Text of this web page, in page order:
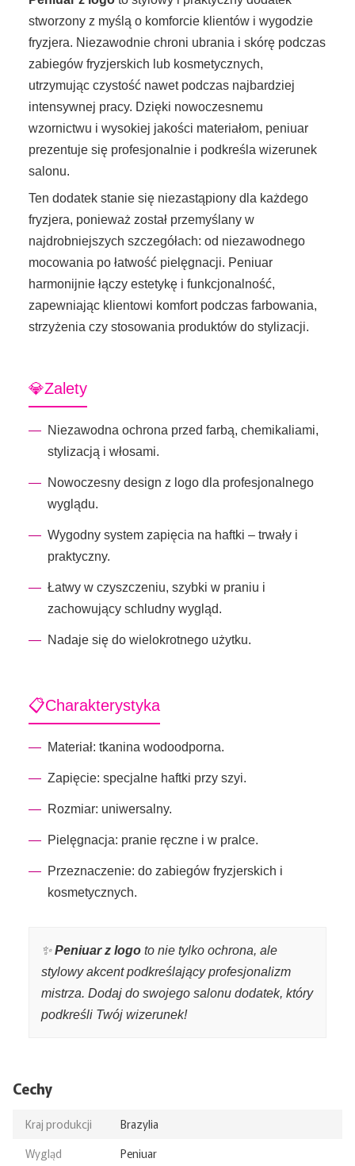
stworzony z myślą o komforcie klientów i wygodzie
fryzjera. Niezawodnie chroni ubrania i skórę podczas
zabiegów fryzjerskich lub kosmetycznych,
utrzymując czystość nawet podczas najbardziej
intensywnej pracy. Dzięki nowoczesnemu
wzornictwu i wysokiej jakości materiałom, peniuar
prezentuje się profesjonalnie i podkreśla wizerunek
salonu.
Ten dodatek stanie się niezastąpiony dla każdego
fryzjera, ponieważ został przemyślany w
najdrobniejszych szczegółach: od niezawodnego
mocowania po łatwość pielęgnacji. Peniuar
harmonijnie łączy estetykę i funkcjonalność,
zapewniając klientowi komfort podczas farbowania,
strzyżenia czy stosowania produktów do stylizacji.
💎Zalety
Niezawodna ochrona przed farbą, chemikaliami,
stylizacją i włosami.
Nowoczesny design z logo dla profesjonalnego
wyglądu.
Wygodny system zapięcia na haftki – trwały i
praktyczny.
Łatwy w czyszczeniu, szybki w praniu i
zachowujący schludny wygląd.
Nadaje się do wielokrotnego użytku.
📋Charakterystyka
Materiał: tkanina wodoodporna.
Zapięcie: specjalne haftki przy szyi.
Rozmiar: uniwersalny.
Pielęgnacja: pranie ręczne i w pralce.
Przeznaczenie: do zabiegów fryzjerskich i
kosmetycznych.
✨Peniuar z logo to nie tylko ochrona, ale
stylowy akcent podkreślający profesjonalizm
mistrza. Dodaj do swojego salonu dodatek, który
podkreśli Twój wizerunek!
Cechy
Kraj produkcji
Brazylia
Wygląd
Peniuar